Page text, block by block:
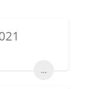
...